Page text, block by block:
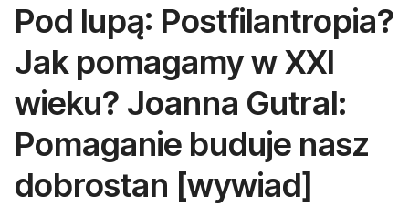
Pod lupą: Postfilantropia?
Jak pomagamy w XXI
wieku? Joanna Gutral:
Pomaganie buduje nasz
dobrostan [wywiad]